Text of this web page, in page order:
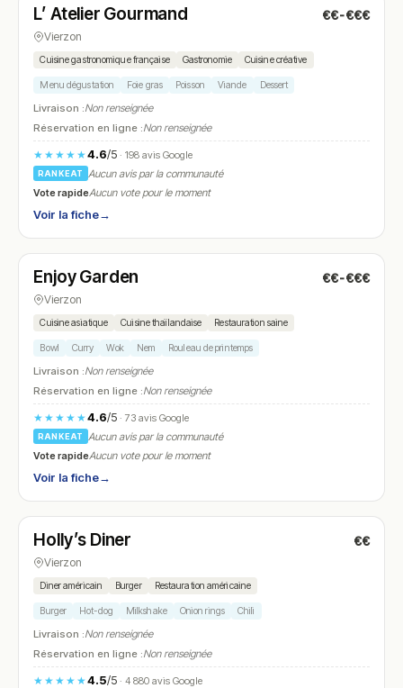
N° 17
L’ Atelier Gourmand €€-€€€
Vierzon
Cuisine gastronomique française Gastronomie Cuisine créative
Menu dégustation Foie gras Poisson Viande Dessert
Livraison :Non renseignée
Réservation en ligne :Non renseignée
★★★★★4.6/5· 198 avis Google
RANKEAT
Aucun avis par la communauté
Vote rapideAucun vote pour le moment
Voir la fiche→
N° 18
Enjoy Garden €€-€€€
Vierzon
Cuisine asiatique Cuisine thaïlandaise Restauration saine
Bowl Curry Wok Nem Rouleau de printemps
Livraison :Non renseignée
Réservation en ligne :Non renseignée
★★★★★4.6/5· 73 avis Google
RANKEAT
Aucun avis par la communauté
Vote rapideAucun vote pour le moment
Voir la fiche→
N° 19
Holly’s Diner €€
Vierzon
Diner américain Burger Restauration américaine
Burger Hot-dog Milkshake Onion rings Chili
Livraison :Non renseignée
Réservation en ligne :Non renseignée
★★★★★4.5/5· 4 880 avis Google